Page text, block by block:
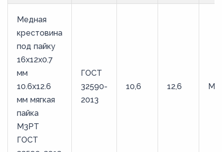
Медная
крестовина
под пайку
16х12х0.7
мм
10.6х12.6
мм мягкая
пайка
М3РТ
ГОСТ
ГОСТ
32590-
2013
10,6 12,6